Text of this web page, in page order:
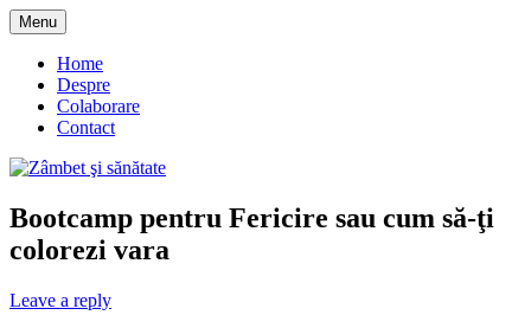
Skip
to
content
Zâmbet şi sănătate
Menu
Home
Despre
Colaborare
Contact
Bootcamp pentru Fericire sau cum să-ţi
colorezi vara
Leave a reply